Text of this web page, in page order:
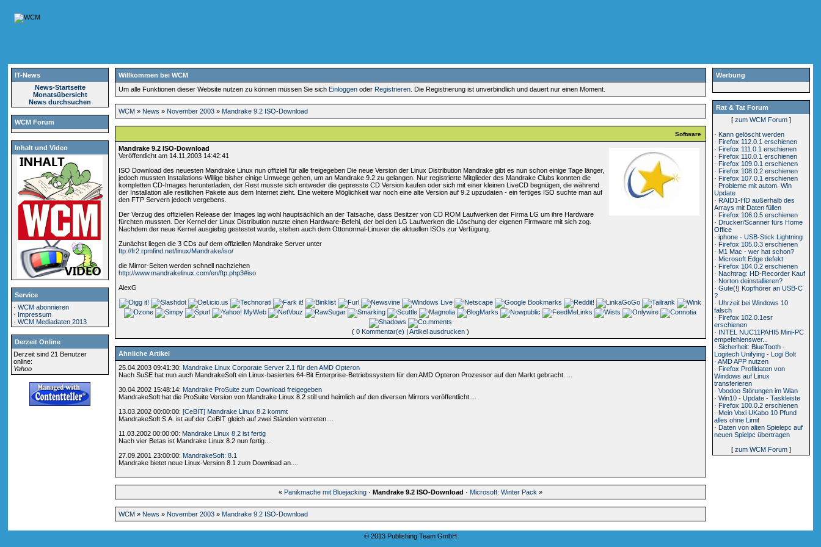
IT-News
News-Startseite
Monatsübersicht
News durchsuchen
WCM Forum
Inhalt und Video
Service
·WCM abonnieren
· Impressum
·WCM Mediadaten 2013
Derzeit Online
Derzeit sind 21 Benutzer
online:
Yahoo
Werbung
Rat & Tat Forum
[ zum WCM Forum]
· Kann gelöscht werden
· Firefox 112.0.1 erschienen
· Firefox 111.0.1 erschienen
· Firefox 110.0.1 erschienen
· Firefox 109.0.1 erschienen
· Firefox 108.0.2 erschienen
· Firefox 107.0.1 erschienen
· Probleme mit autom. Win
Update
· RAID1-HD außerhalb des
Arrays mit Daten füllen
· Firefox 106.0.5 erschienen
· Drucker/Scanner fürs Home
Office
·iphone - USB-Stick Lightning
· Firefox 105.0.3 erschienen
· M1 Mac - wer hat schon?
· Microsoft Edge defekt
· Firefox 104.0.2 erschienen
· Nachtrag: HD-Recorder Kauf
· Norton deinstallieren?
·Gute(!) Kopfhörer an USB-C
?
·Uhrzeit bei Windows 10
falsch
· Firefox 102.0.1esr
erschienen
· INTEL NUC11PAHI5 Mini-PC
empefehlenswer...
·Sicherheit: BlueTooth -
Logitech Unifying - Logi Bolt
·AMD APP nutzen
· Firefox Profildaten von
Windows auf Linux
transferieren
·Voodoo Störungen im Wlan
·Win10 - Update - Taskleiste
· Firefox 100.0.2 erschienen
· Mein Voxi UKabo 10 Pfund
alles ohne Limit
· Daten von alten Spielepc auf
neuen Spielpc übertragen
[ zum WCM Forum]
Willkommen bei WCM
Um alle Funktionen dieser Website nutzen zu können müssen Sie sich Einloggen oder Registrieren . Die Registrierung ist unverbindlich und dauert nur einen Moment.
WCM » News » November 2003 » Mandrake 9.2 ISO-Download
Software
Mandrake 9.2 ISO-Download
Veröffentlicht am 14.11.2003 14:42:41
ISO Download des neuesten Mandrake Linux nun offiziell für alle freigegeben Die neue Version der Linux Distribution Mandrake gibt es nun schon einige Tage länger,
jedoch mussten Installations-Willige bisher einige Umwege gehen, um an Mandrake 9.2 zu gelangen. Nur registrierte Mitglieder des Mandrake Clubs konnten die
kompletten CD-Images herunterladen, der Rest musste sich entweder die gepresste CD Version kaufen oder sich mit einer kleinen LiveCD begnügen, die während
der Installation alle restlichen Pakete aus dem Internet zieht. Eine weitere Möglichkeit war noch eine alte Version auf 9.2 upzudaten - ein fertiges ISO suchte man auf
den FTP Servern jedoch vergebens.
Der Verzug des offiziellen Release der Images lag wohl hauptsächlich an der Tatsache, dass Besitzer von CD ROM Laufwerken der Firma LG um ihre Hardware
fürchten mussten. Der Kernel der Linux Distribution nutzte einen Hardware-Befehl, der bei den LG Laufwerken die Löschung der eigenen Firmware mit sich zog.
Nachdem der neue Kernel ausgiebig gestestet wurde, stehen auch dem Ottonormal-Linuxer die aktuellen ISOs zur Verfügung.
Zunächst liegen die 3 CDs auf dem offiziellen Mandrake Server unter
ftp://fr2.rpmfind.net/linux/Mandrake/iso/
die Mirror-Seiten werden schnell nachziehen
http://www.mandrakelinux.com/en/ftp.php3#iso
AlexG
( 0 Kommentar(e) Artikel ausdrucken)
Ähnliche Artikel
25.04.2003 09:41:30: Mandrake Linux Corporate Server 2.1 für den AMD Opteron
Nach SuSE hat nun auch MandrakeSoft ein Linux-basiertes 64-Bit Enterprise-Betriebssystem für den AMD Opteron Prozessor auf den Markt gebracht. ...
30.04.2002 15:48:14: Mandrake ProSuite zum Download freigegeben
MandrakeSoft hat die ProSuite Version von Mandrake Linux 8.2 still und heimlich auf den diversen Mirrors veröffentlicht....
13.03.2002 00:00:00: [CeBIT] Mandrake Linux 8.2 kommt
MandrakeSoft S.A. ist auf der CeBIT gleich auf zwei Ständen vertreten....
11.03.2002 00:00:00: Mandrake Linux 8.2 ist fertig
Nach vier Betas ist Mandrake Linux 8.2 nun fertig....
27.09.2001 23:00:00: MandrakeSoft: 8.1
Mandrake bietet neue Linux-Version 8.1 zum Download an....
« Panikmache mit Bluejacking· Mandrake 9.2 ISO-Download · Microsoft: Winter Pack »
WCM » News » November 2003 » Mandrake 9.2 ISO-Download
© 2013 Publishing Team GmbH